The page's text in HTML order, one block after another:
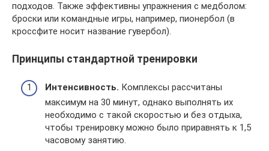
подходов. Также эффективны упражнения с медболом:
броски или командные игры, например, пионербол (в
кроссфите носит название гувербол).
Принципы стандартной тренировки
Интенсивность. Комплексы рассчитаны
максимум на 30 минут, однако выполнять их
необходимо с такой скоростью и без отдыха,
чтобы тренировку можно было приравнять к 1,5
часовому занятию.